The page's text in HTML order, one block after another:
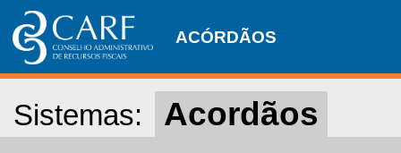
ACÓRDÃOS
Sistemas: Acordãos